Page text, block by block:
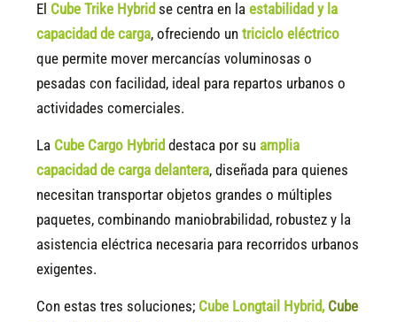
El Cube Trike Hybrid se centra en laestabilidad y la
capacidad de carga, ofreciendo untriciclo eléctrico
que permite mover mercancías voluminosas o
pesadas con facilidad, ideal para repartos urbanos o
actividades comerciales.
La Cube Cargo Hybrid destaca por su amplia
capacidad de carga delantera, diseñada para quienes
necesitan transportar objetos grandes o múltiples
paquetes, combinando maniobrabilidad, robustez y la
asistencia eléctrica necesaria para recorridos urbanos
exigentes.
Con estas tres soluciones; Cube Longtail Hybrid, Cube